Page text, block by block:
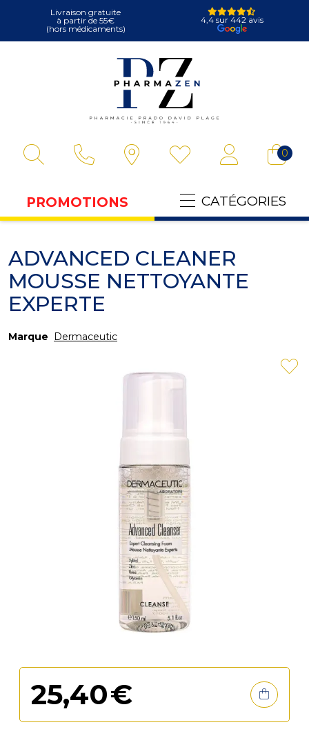
Livraison gratuite
à partir de 55€
(hors médicaments)
4,4 sur 442 avis
0
PROMOTIONS CATÉGORIES
ADVANCED CLEANER
MOUSSE NETTOYANTE
EXPERTE
Marque Dermaceutic
25,40€